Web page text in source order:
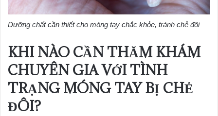
Dưỡng chất cần thiết cho móng tay chắc khỏe, tránh chẻ đôi
KHI NÀO CẦN THĂM KHÁM
CHUYÊN GIA VỚI TÌNH
TRẠNG MÓNG TAY BỊ CHẺ
ĐÔI?